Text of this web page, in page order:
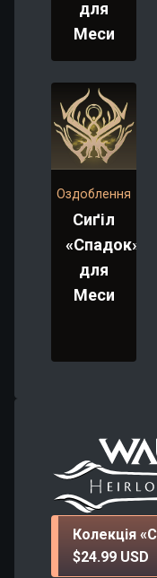
для
Меси
Оздоблення
Сиґіл
«Спадок»
для
Меси
Колекція
$24.99 USD